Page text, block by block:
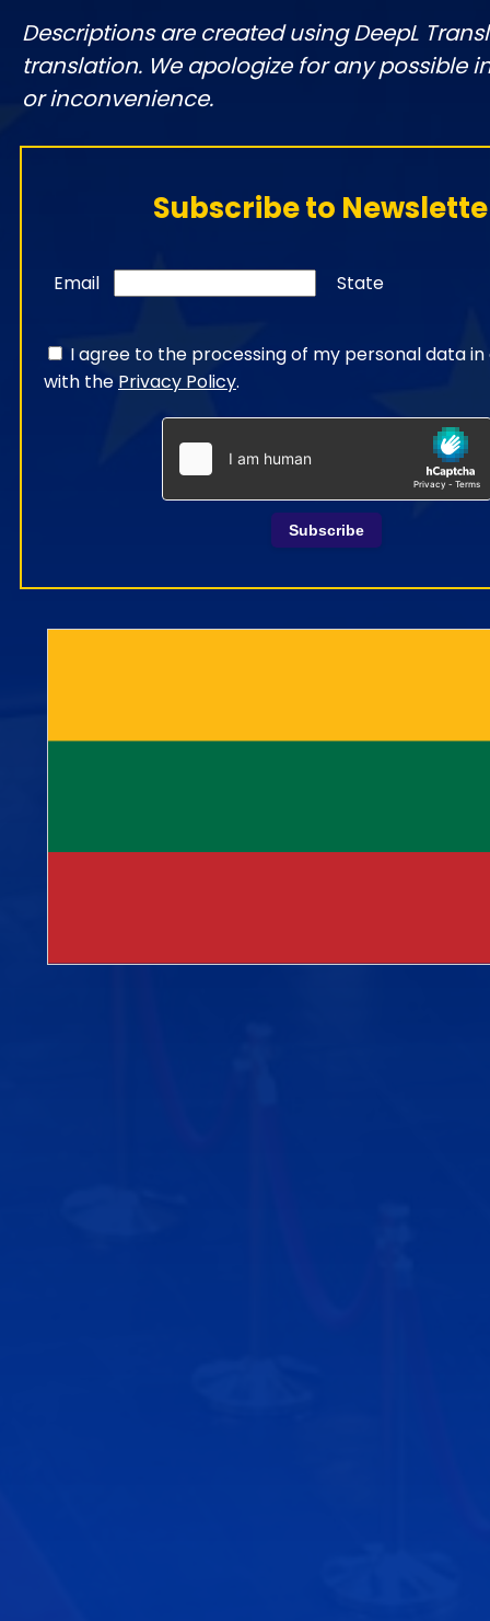
Descriptions are created using DeepL
translation. We apologize for any possible
or inconvenience.
Subscribe to
Email State
I agree to the processing of my personal data
with the Privacy Policy.
Subscribe